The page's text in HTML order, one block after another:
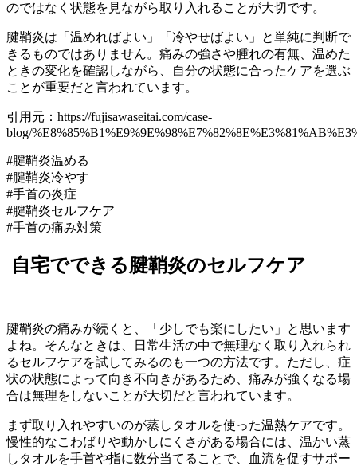
のではなく状態を見ながら取り入れることが大切です。
腱鞘炎は「温めればよい」「冷やせばよい」と単純に判断で
きるものではありません。痛みの強さや腫れの有無、温めた
ときの変化を確認しながら、自分の状態に合ったケアを選ぶ
ことが重要だと言われています。
引用元：https://fujisawaseitai.com/case-
blog/
#腱鞘炎温める
#腱鞘炎冷やす
#手首の炎症
#腱鞘炎セルフケア
#手首の痛み対策
自宅でできる腱鞘炎のセルフケア
腱鞘炎の痛みが続くと、「少しでも楽にしたい」と思います
よね。そんなときは、日常生活の中で無理なく取り入れられ
るセルフケアを試してみるのも一つの方法です。ただし、症
状の状態によって向き不向きがあるため、痛みが強くなる場
合は無理をしないことが大切だと言われています。
まず取り入れやすいのが蒸しタオルを使った温熱ケアです。
慢性的なこわばりや動かしにくさがある場合には、温かい蒸
しタオルを手首や指に数分当てることで、血流を促すサポー